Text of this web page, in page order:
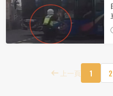
上一頁 1 2